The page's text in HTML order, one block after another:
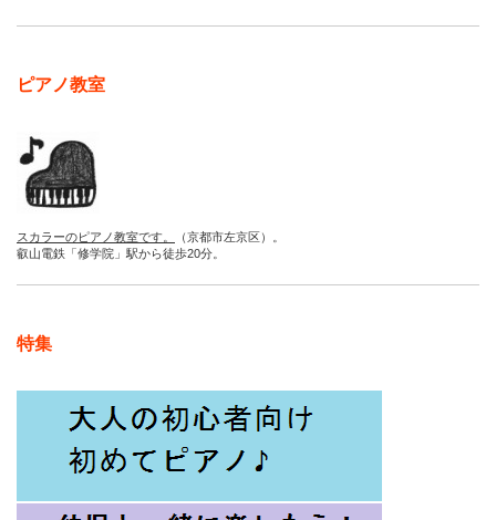
ピアノ教室
スカラーのピアノ教室です。
（京都市左京区）。
叡山電鉄「修学院」駅から徒歩20分。
特集